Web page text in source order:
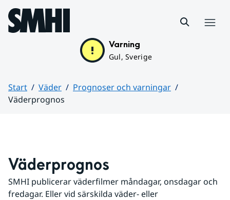
Hoppa till sidans innehåll
Varning
Gul, Sverige
Start Väder
Prognoser och varningar
Väderprognos
Väderprognos
SMHI publicerar väderfilmer måndagar, onsdagar och
fredagar. Eller vid särskilda väder- eller